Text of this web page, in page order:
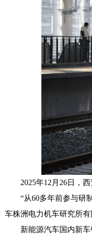
2025年12月26日，西
“从60多年前参与研制
车株洲电力机车研究所
新能源汽车国内新车